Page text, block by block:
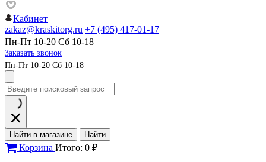
Кабинет
zakaz@kraskitorg.ru +7 (495) 417-01-17
Пн-Пт 10-20 Сб 10-18
Заказать звонок
Пн-Пт 10-20 Сб 10-18
Найти в магазине Найти
Корзина Итого: 0 ₽